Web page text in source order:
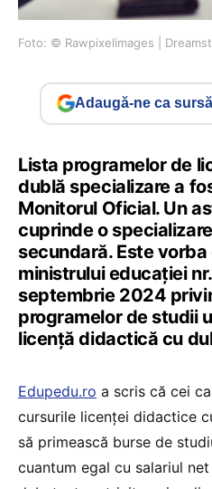
Foto: © Rawpixelimages |
Adaugă-ne ca
Lista programelor de
dublă specializare a
Monitorul Oficial. Un
cuprinde o
secundară. Este
ministrului educației
septembrie 2024
programelor de studii
licență didactică cu
Edupedu.ro a scris că cei
cursurile licenței didactice
să primească burse de
cuantum egal cu salariul